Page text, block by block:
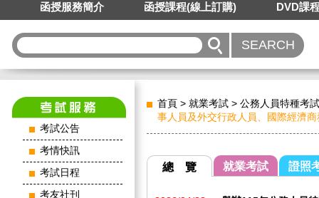
函授服務簡介 函授課程(線上訂購) DVD課
考試公告
考情快訊
考試日程
考友社刊
首頁 > 就業考試 > 公務人員特種考試
事人員及外交行政人員、國際經濟
總 覽 就業考試 證照